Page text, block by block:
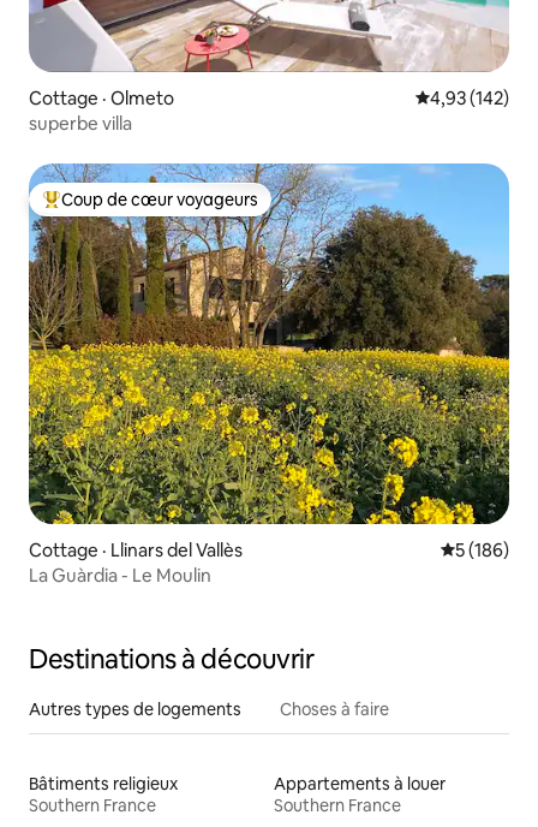
Cottage · Olmeto Note
4,93 (142)
superbe villa
Coup de cœur voyageurs parmi les plus aimés
Coup de cœur voyageurs
Cottage · Llinars del Vallès Note
5 (186)
La Guàrdia - Le Moulin
Destinations à découvrir
Autres types de logements Choses à faire
Bâtiments religieux
Southern France
Appartements à louer
Southern France